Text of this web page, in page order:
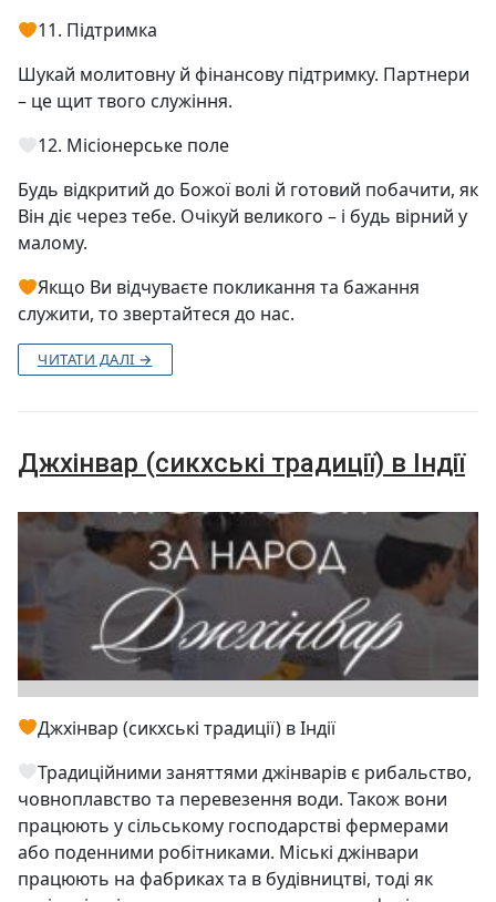
11. Підтримка
Шукай молитовну й фінансову підтримку. Партнери
– це щит твого служіння.
12. Місіонерське поле
Будь відкритий до Божої волі й готовий побачити, як
Він діє через тебе. Очікуй великого – і будь вірний у
малому.
Якщо Ви відчуваєте покликання та бажання
служити, то звертайтеся до нас.
ЧИТАТИ ДАЛІ →
Джхінвар (сикхські традиції) в Індії
Джхінвар (сикхські традиції) в Індії
Традиційними заняттями джінварів є рибальство,
човноплавство та перевезення води. Також вони
працюють у сільському господарстві фермерами
або поденними робітниками. Міські джінвари
працюють на фабриках та в будівництві, тоді як